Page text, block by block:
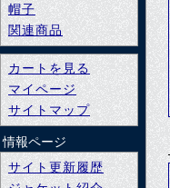
帽子
関連商品
カートを見る
マイページ
サイトマップ
情報ページ
サイト更新履歴